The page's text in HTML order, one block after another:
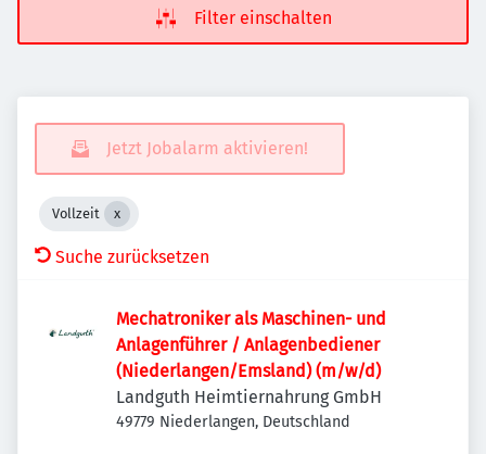
Filter einschalten
Jetzt Jobalarm aktivieren!
Vollzeit
Suche zurücksetzen
Mechatroniker als Maschinen- und
Anlagenführer / Anlagenbediener
(Niederlangen/Emsland) (m/w/d)
Landguth Heimtiernahrung GmbH
49779 Niederlangen, Deutschland